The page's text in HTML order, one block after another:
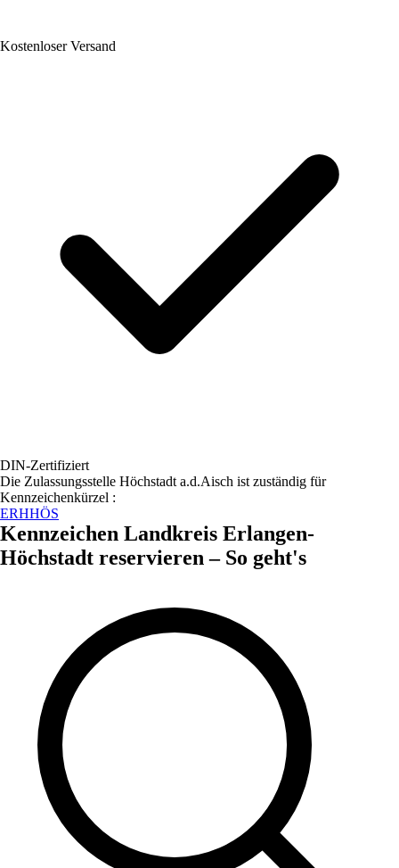
Kostenloser Versand
DIN-Zertifiziert
Die Zulassungsstelle Höchstadt a.d.Aisch ist zuständig für
Kennzeichenkürzel :
ERHHÖS
Kennzeichen Landkreis Erlangen-
Höchstadt reservieren – So geht's